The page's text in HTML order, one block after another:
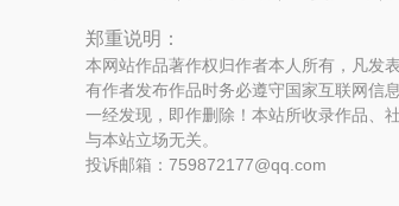
郑重说明：
本网站作品著作权归作者本人所有，凡发
有作者发布作品时务必遵守国家互联网信
一经发现，即作删除！本站所收录作品、
与本站立场无关。
投诉邮箱：759872177@qq.com